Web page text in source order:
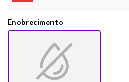
Enobrecimento